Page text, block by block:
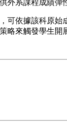
外系課程成績
可依據該科原
略來觸發學生開